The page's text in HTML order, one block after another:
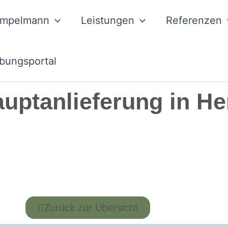
Leistungen Referenzen
in
Zurück zur Übersicht